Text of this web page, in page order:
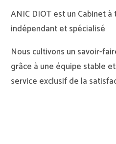
ANIC DIOT est un Cabinet
indépendant et spécialisé
Nous cultivons un savoir-
grâce à une équipe stable
service exclusif de la